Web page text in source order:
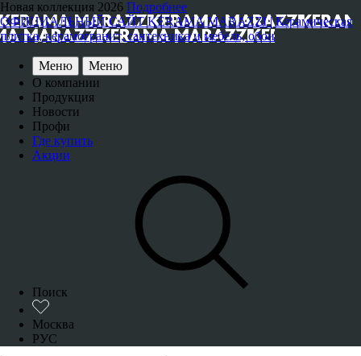
Новая коллекция 2026 Подробнее
ОФИЦИАЛЬНЫЙ САЙТ KERAMA MARAZZI | Керамическая
плитка, керамогранит, сантехника и мебель, обои
Меню
Меню
О компании
Продукция
Новости
Профи
Где купить
Акции
Поиск
Москва
РУС